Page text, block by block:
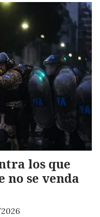
los que
no se venda